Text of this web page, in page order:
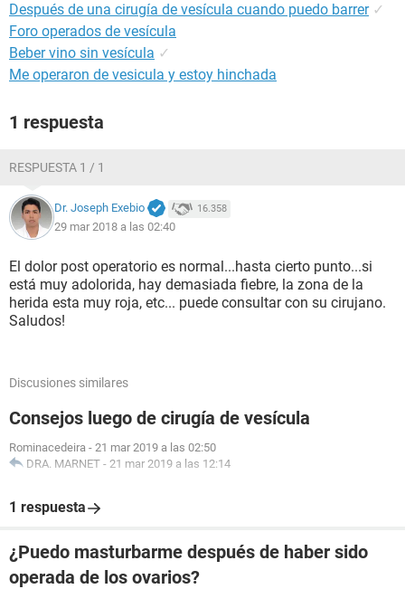
Después de una cirugía de vesícula cuando puedo barrer ✓
Foro operados de vesícula
Beber vino sin vesícula ✓
Me operaron de vesicula y estoy hinchada
1 respuesta
RESPUESTA 1 / 1
Dr. Joseph Exebio 16.358
29 mar 2018 a las 02:40
El dolor post operatorio es normal...hasta cierto punto...si
está muy adolorida, hay demasiada fiebre, la zona de la
herida esta muy roja, etc... puede consultar con su cirujano.
Saludos!
Discusiones similares
Consejos luego de cirugía de vesícula
Rominacedeira - 21 mar 2019 a las 02:50
DRA. MARNET - 21 mar 2019 a las 12:14
1 respuesta
¿Puedo masturbarme después de haber sido
operada de los ovarios?